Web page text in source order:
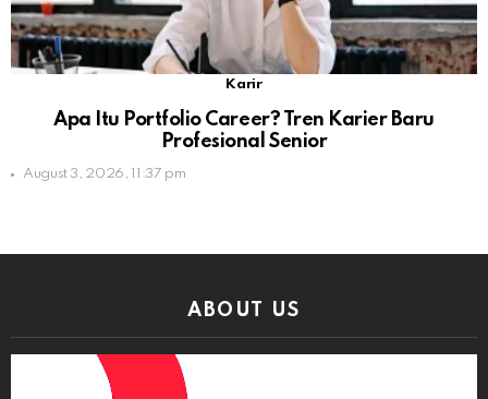
Karir
Apa Itu Portfolio Career? Tren Karier Baru
Profesional Senior
August 3, 2026, 11:37 pm
ABOUT US